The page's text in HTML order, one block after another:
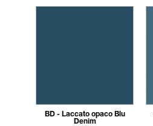
BD - Laccato opaco Blu
Denim